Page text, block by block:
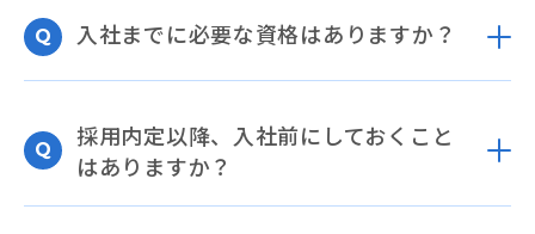
入社までに必要な資格はありますか？
採用内定以降、入社前にしておくこと
はありますか？